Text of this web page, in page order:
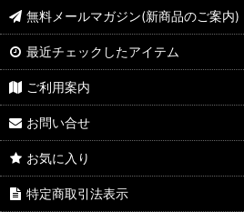
無料メールマガジン(新商品のご案内)
最近チェックしたアイテム
ご利用案内
お問い合せ
お気に入り
特定商取引法表示